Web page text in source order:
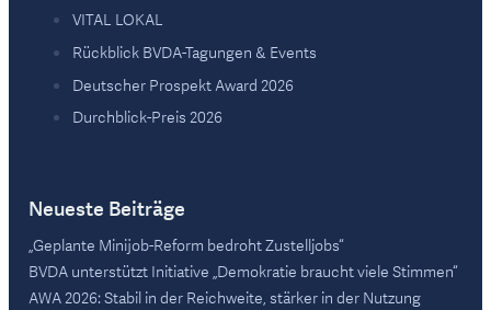
VITAL LOKAL
Rückblick BVDA-Tagungen & Events
Deutscher Prospekt Award 2026
Durchblick-Preis 2026
Neueste Beiträge
„Geplante Minijob-Reform bedroht Zustelljobs“
BVDA unterstützt Initiative „Demokratie braucht viele Stimmen“
AWA 2026: Stabil in der Reichweite, stärker in der Nutzung